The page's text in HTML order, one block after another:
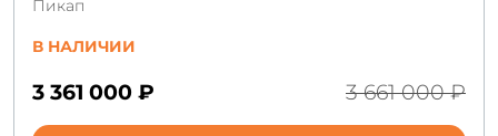
Пикап
В НАЛИЧИИ
3 361 000 ₽ 3 661 000 ₽